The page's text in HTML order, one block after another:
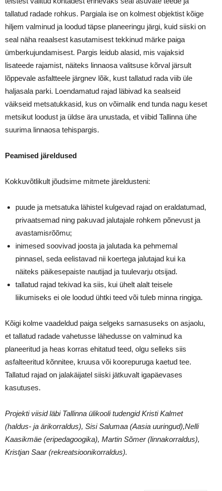
tallatud radade rohkus. Pargiala ise on kolmest objektist kõige
hiljem valminud ja loodud täpse planeeringu järgi, kuid siiski on
seal näha reaalsest kasutamisest tekkinud märke paiga
ümberkujundamisest. Pargis leidub alasid, mis vajaksid
lisateede rajamist, näiteks linnaosa valitsuse kõrval järsult
lõppevale asfaltteele järgnev lõik, kust tallatud rada viib üle
haljasala parki. Loendamatud rajad läbivad ka sealseid
väikseid metsatukkasid, kus on võimalik end tunda nagu keset
metsikut loodust ja üldse ära unustada, et viibid Tallinna ühe
suurima linnaosa tehispargis.
Peamised järeldused
Kokkuvõtlikult jõudsime mitmete järeldusteni:
puude ja metsatuka lähistel kulgevad rajad on eraldatumad,
privaatsemad ning pakuvad jalutajale rohkem põnevust ja
avastamisrõõmu;
inimesed soovivad joosta ja jalutada ka pehmemal
pinnasel, seda eelistavad nii koertega jalutajad kui ka
näiteks päikesepaiste nautijad ja tuulevarju otsijad.
tallatud rajad tekivad ka siis, kui ühelt alalt teisele
liikumiseks ei ole loodud ühtki teed või tuleb minna ringiga.
Kõigi kolme vaadeldud paiga selgeks sarnasuseks on asjaolu,
et tallatud radade vahetusse lähedusse on valminud ka
planeeritud ja heas korras ehitatud teed, olgu selleks siis
asfalteeritud kõnnitee, kruusa või koorepuruga kaetud tee.
Tallatud rajad on jalakäijatel siiski jätkuvalt igapäevases
kasutuses.
Projekti viisid läbi Tallinna ülikooli tudengid Kristi Kalmet
(haldus- ja ärikorraldus), Sisi Salumaa (Aasia uuringud),Nelli
Kaasikmäe (eripedagoogika), Martin Sõmer (linnakorraldus),
Kristjan Saar (rekreatsioonikorraldus).